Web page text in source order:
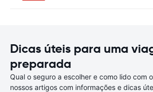
Dicas úteis para uma
preparada
Qual o seguro a escolher e como lido com
nossos artigos com informações e dicas